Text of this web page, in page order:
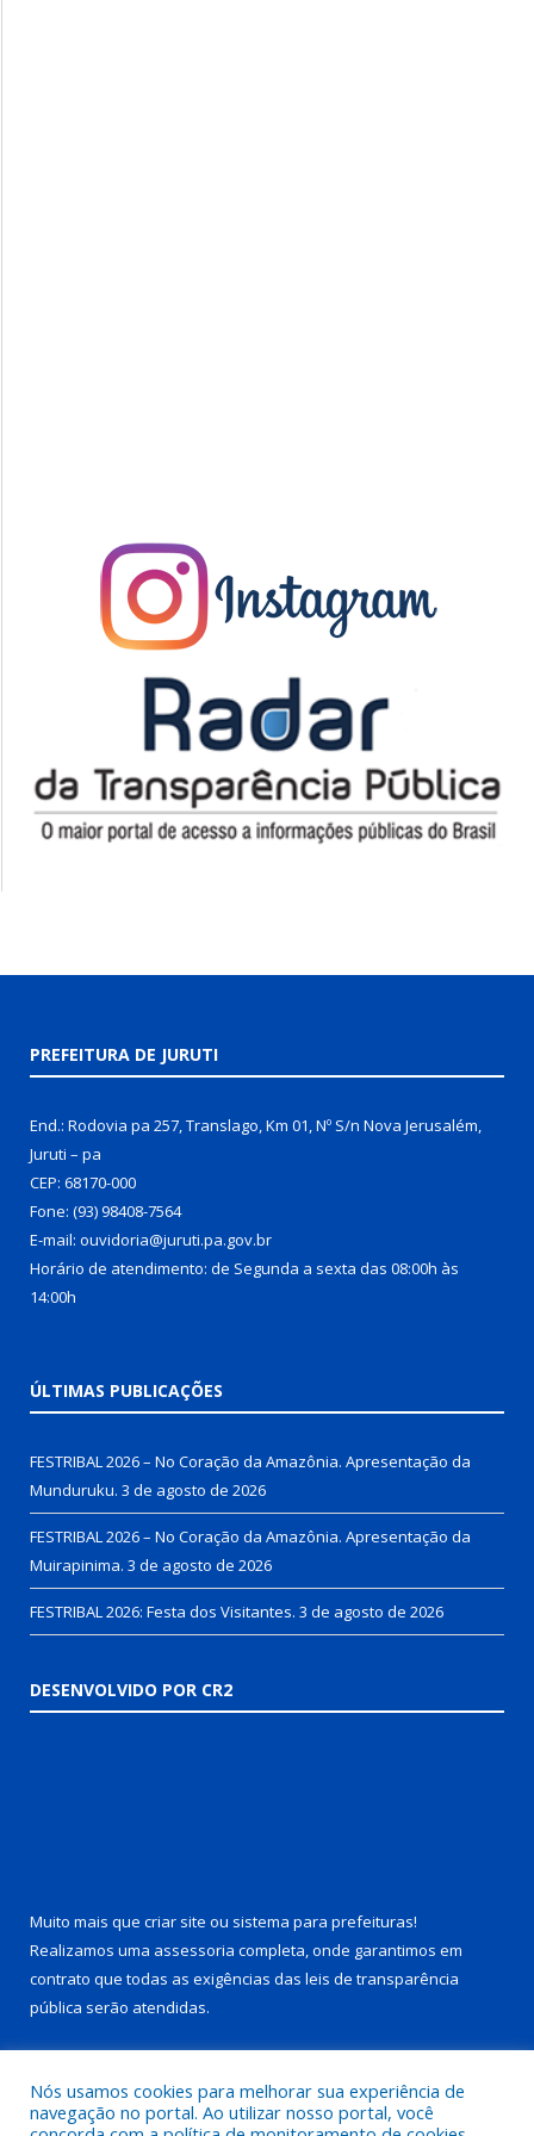
PREFEITURA DE JURUTI
End.: Rodovia pa 257, Translago, Km 01, Nº S/n Nova Jerusalém,
Juruti – pa
CEP: 68170-000
Fone: (93) 98408-7564
E-mail: ouvidoria@juruti.pa.gov.br
Horário de atendimento: de Segunda a sexta das 08:00h às
14:00h
ÚLTIMAS PUBLICAÇÕES
FESTRIBAL 2026 – No Coração da Amazônia. Apresentação da
Munduruku. 3 de agosto de 2026
FESTRIBAL 2026 – No Coração da Amazônia. Apresentação da
Muirapinima. 3 de agosto de 2026
FESTRIBAL 2026: Festa dos Visitantes. 3 de agosto de 2026
DESENVOLVIDO POR CR2
Muito mais que criar site ou sistema para prefeituras!
Realizamos uma assessoria completa, onde garantimos em
contrato que todas as exigências das leis de transparência
pública serão atendidas.
Nós usamos cookies para melhorar sua experiência de
navegação no portal. Ao utilizar nosso portal, você